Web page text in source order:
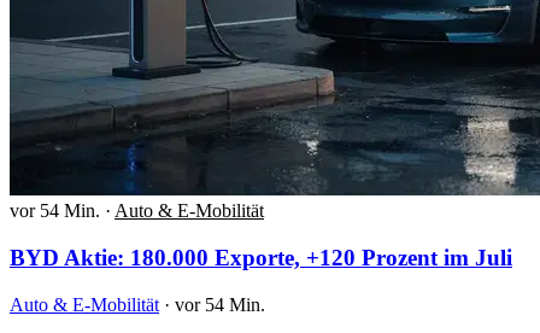
vor 54 Min. · Auto & E-Mobilität
BYD Aktie: 180.000 Exporte, +120 Prozent im Juli
Auto & E-Mobilität · vor 54 Min.